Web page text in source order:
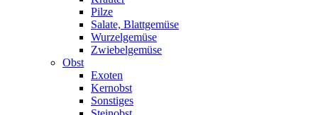
Pilze
Salate, Blattgemüse
Wurzelgemüse
Zwiebelgemüse
Obst
Exoten
Kernobst
Sonstiges